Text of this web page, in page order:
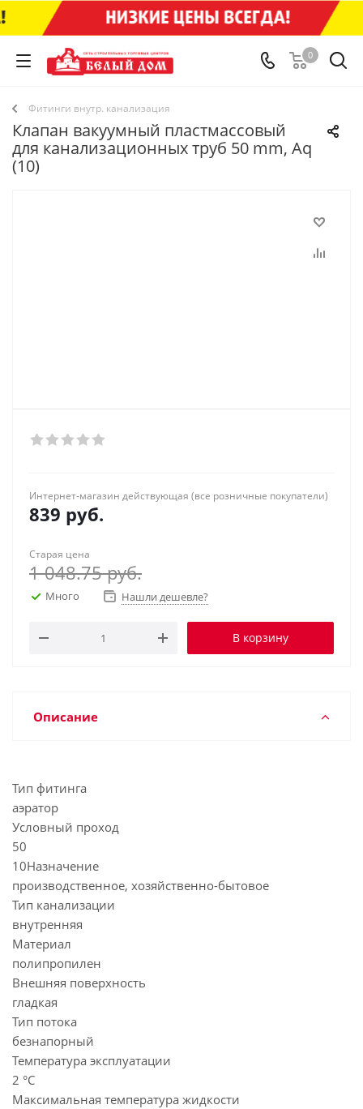
0
Фитинги внутр. канализация
Клапан вакуумный пластмассовый
для канализационных труб 50 mm, Aq
(10)
Интернет-магазин действующая (все розничные покупатели)
839 руб.
Старая цена
1 048.75руб.
Много Нашли дешевле?
В корзину
Описание
Тип фитинга
аэратор
Условный проход
50
10Назначение
производственное, хозяйственно-бытовое
Тип канализации
внутренняя
Материал
полипропилен
Внешняя поверхность
гладкая
Тип потока
безнапорный
Температура эксплуатации
2 °C
Максимальная температура жидкости